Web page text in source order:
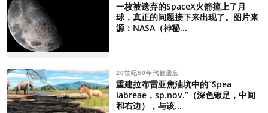
一枚被遗弃的SpaceX火箭撞上了月
球，真正的问题接下来出现了。图片来
源：NASA（神秘...
20世纪50年代被遗忘
重建拉布雷亚焦油坑中的“Spea
labreae，sp.nov.”（深色锹足，中间
和右边），与该...